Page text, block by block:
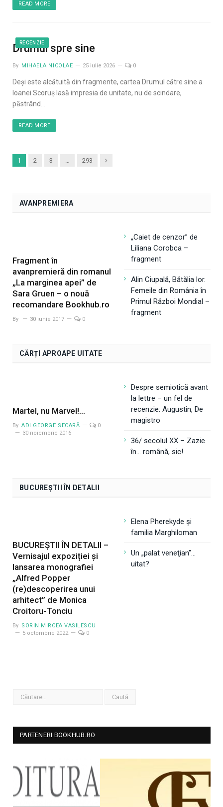
READ MORE
RECENZIE
Drumul spre sine
By MIHAELA NICOLAE 25 iulie 2026 0
Deși este alcătuită din fragmente, cartea Drumul către sine a
Ioanei Scoruș lasă impresia de unitate, nu de scindare,
păstrând…
READ MORE
1 2 3 … 293 Next
AVANPREMIERA
Fragment în
avanpremieră din romanul
„La marginea apei” de
Sara Gruen – o nouă
recomandare Bookhub.ro
By 30 iunie 2017 0
„Caiet de cenzor” de
Liliana Corobca –
fragment
Alin Ciupală, Bătălia lor.
Femeile din România în
Primul Război Mondial –
fragment
CĂRȚI APROAPE UITATE
Martel, nu Marvel!…
By ADI GEORGE SECARĂ
30 noiembrie 2016
0
Despre semiotică avant
la lettre – un fel de
recenzie: Augustin, De
magistro
36/ secolul XX – Zazie
în… română, sic!
BUCUREȘTII ÎN DETALII
BUCUREȘTII ÎN DETALII –
Vernisajul expoziției și
lansarea monografiei
„Alfred Popper
(re)descoperirea unui
arhitect” de Monica
Croitoru-Tonciu
By SORIN MIRCEA VASILESCU
5 octombrie 2022
0
Elena Pherekyde și
familia Marghiloman
Un „palat veneţian”…
uitat?
PARTENERI BOOKHUB.RO